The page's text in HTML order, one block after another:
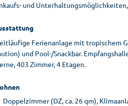
und
Ferienanlage mit tropischem
und Pool-/Snackbar.
403 Zimmer, 4 Etagen.
Doppelzimmer (DZ, ca. 26 qm),